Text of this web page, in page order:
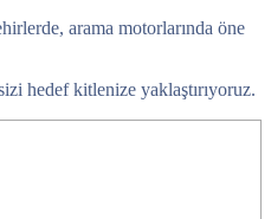
arama motorlarında öne
hedef kitlenize yaklaştırıyoruz.